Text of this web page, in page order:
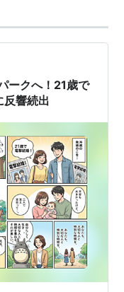
ークへ！21歳で
反響続出